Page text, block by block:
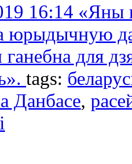
16:14 «Яны
юрыдычную
ганебна для
tags:
Данбасе,